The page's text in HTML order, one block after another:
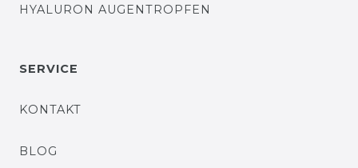
HYALURON AUGENTROPFEN
SERVICE
KONTAKT
BLOG